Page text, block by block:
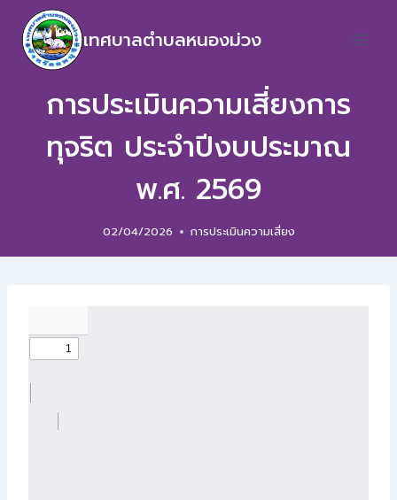
เทศบาลตำบลหนองม่วง
การประเมินความเสี่ยงการ
ทุจริต ประจำปีงบประมาณ
พ.ศ. 2569
02/04/2026 การประเมินความเสี่ยง